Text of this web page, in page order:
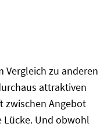
Vergleich zu anderen
attraktiven
zwischen Angebot
Lücke. Und obwohl